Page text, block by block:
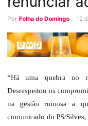
Por Folha do Domingo - 12
“Há uma quebra no
Desrespeitou os
na gestão ruinosa a
comunicado do PS/